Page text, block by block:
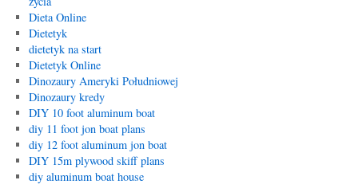
Dieta Online
Dietetyk
dietetyk na start
Dietetyk Online
Dinozaury Ameryki Południowej
Dinozaury kredy
DIY 10 foot aluminum boat
diy 11 foot jon boat plans
diy 12 foot aluminum jon boat
DIY 15m plywood skiff plans
diy aluminum boat house